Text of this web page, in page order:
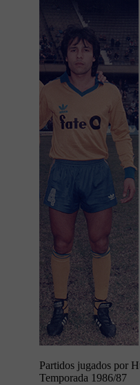
Partidos jugados por
Temporada 1986/87